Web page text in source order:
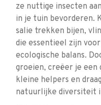
ze nuttige insecten
in je tuin bevorderen.
salie trekken bijen,
die essentieel zijn
ecologische balans.
groeien, creëer je een
kleine helpers en
natuurlijke diversiteit